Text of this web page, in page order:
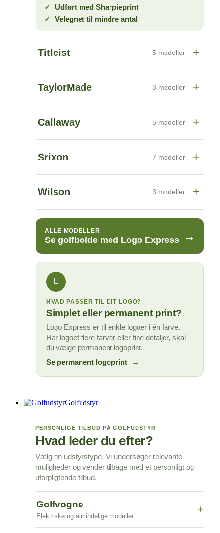
Udført med Sharpieprint
Velegnet til mindre antal
Titleist 5 modeller +
TaylorMade 3 modeller +
Callaway 5 modeller +
Srixon 7 modeller +
Wilson 3 modeller +
ALLE MODELLER
Se golfbolde med Logo Express →
L
HVAD PASSER TIL DIT LOGO?
Simplet eller permanent print?
Logo Express er til enkle logoer i én farve.
Har logoet flere farver eller fine detaljer, skal
du vælge permanent logoprint.
Se permanent logoprint
→
Golfudstyr
PERSONLIGE TILBUD PÅ GOLFUDSTYR
Hvad leder du efter?
Vælg en udstyrstype. Vi undersøger relevante
muligheder og vender tilbage med et personligt og
uforpligtende tilbud.
Golfvogne
Elektriske og almindelige modeller
+